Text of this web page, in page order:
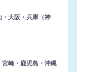
大阪・兵庫（神
崎・鹿児島・沖縄